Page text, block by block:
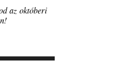
az októberi